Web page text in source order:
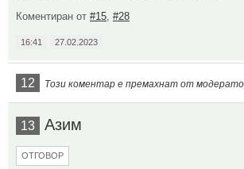
Коментиран от #15 #28
16:41 27.02.2023
12 Този коментар е премахнат от
13 Азим
ОТГОВОР